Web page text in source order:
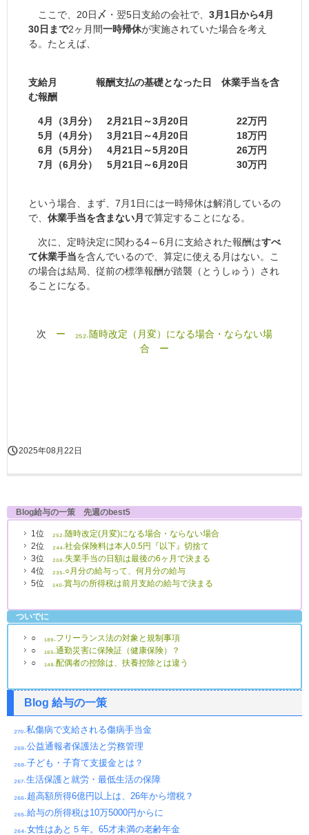
ここで、20日〆・翌5日支給の会社で、 3月1日から4月
30日まで2ヶ月間一時帰休が実施されていた場合を考え
る。たとえば、
支給月 報酬支払の基礎となった日 休業手当を含
む報酬
4月（3月分） 2月21日～3月20日 22万円
5月（4月分） 3月21日～4月20日 18万円
6月（5月分） 4月21日～5月20日 26万円
7月（6月分） 5月21日～6月20日 30万円
という場合、まず、7月1日には一時帰休は解消しているの
で、 休業手当を含まない月 で算定することになる。
次に、定時決定に関わる4～6月に支給された報酬はすべ
て休業手当を含んでいるので、算定に使える月はない。こ
の場合は結局、従前の標準報酬が踏襲（とうしゅう）され
ることになる。
次 ー ₂₅₂.随時改定（月変）になる場合・ならない場
合 ー
2025年08月22日
Blog給与の一策 先週のbest5
1位 ₂₅₂.随時改定(月変)になる場合・ならない場合
2位 ₂₄₄.社会保険料は本人0.5円『以下』切捨て
3位 ₂₀₈.失業手当の日額は最後の6ヶ月で決まる
4位 ₂₃₅.○月分の給与って、何月分の給与
5位 ₁₄₀.賞与の所得税は前月支給の給与で決まる
ついでに
○ ₁₈₉.フリーランス法の対象と規制事項
○ ₁₆₅.通勤災害に保険証（健康保険）？
○ ₁₄₈.配偶者の控除は、扶養控除とは違う
Blog 給与の一策
₂₇₀.私傷病で支給される傷病手当金
₂₆₉.公益通報者保護法と労務管理
₂₆₈.子ども・子育て支援金とは？
₂₆₇.生活保護と就労・最低生活の保障
₂₆₆.超高額所得6億円以上は、26年から増税？
₂₆₅.給与の所得税は10万5000円からに
₂₆₄.女性はあと５年。65才未満の老齢年金